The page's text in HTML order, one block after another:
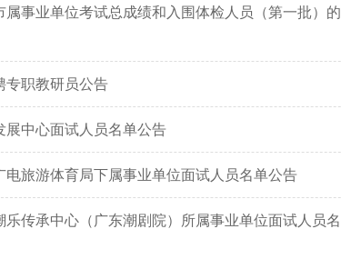
事业单位考试总成绩和入围体检人员（第一批）的
专职教研员公告
展中心面试人员名单公告
旅游体育局下属事业单位面试人员名单公告
传承中心（广东潮剧院）所属事业单位面试人员名